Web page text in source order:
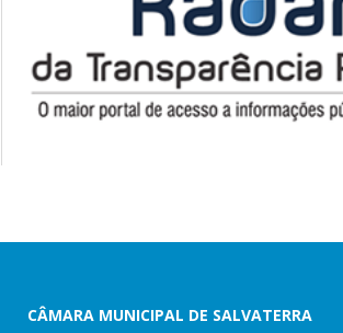
CÂMARA MUNICIPAL DE SALVATERRA